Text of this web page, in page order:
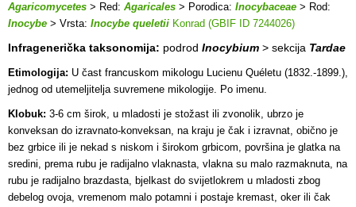
Agaricomycetes > Red: Agaricales > Porodica: Inocybaceae > Rod:
Inocybe > Vrsta: Inocybe queletii Konrad (GBIF ID 7244026)
Infragenerička taksonomija: podrod Inocybium > sekcija Tardae
Etimologija: U čast francuskom mikologu Lucienu Quéletu (1832.-1899.),
jednog od utemeljitelja suvremene mikologije. Po imenu.
Klobuk: 3-6 cm širok, u mladosti je stožast ili zvonolik, ubrzo je
konveksan do izravnato-konveksan, na kraju je čak i izravnat, obično je
bez grbice ili je nekad s niskom i širokom grbicom, površina je glatka na
sredini, prema rubu je radijalno vlaknasta, vlakna su malo razmaknuta, na
rubu je radijalno brazdasta, bjelkast do svijetlokrem u mladosti zbog
debelog ovoja, vremenom malo potamni i postaje kremast, oker ili čak